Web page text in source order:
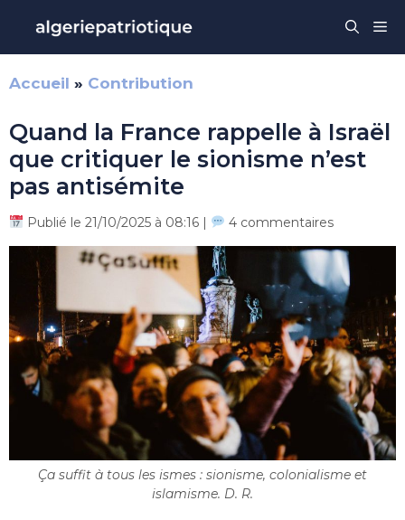
contenu
Accueil » Contribution
Quand la France rappelle à Israël
que critiquer le sionisme n’est
pas antisémite
Publié le 21/10/2025 à 08:16 | 4 commentaires
Ça suffit à tous les ismes : sionisme, colonialisme et
islamisme. D. R.